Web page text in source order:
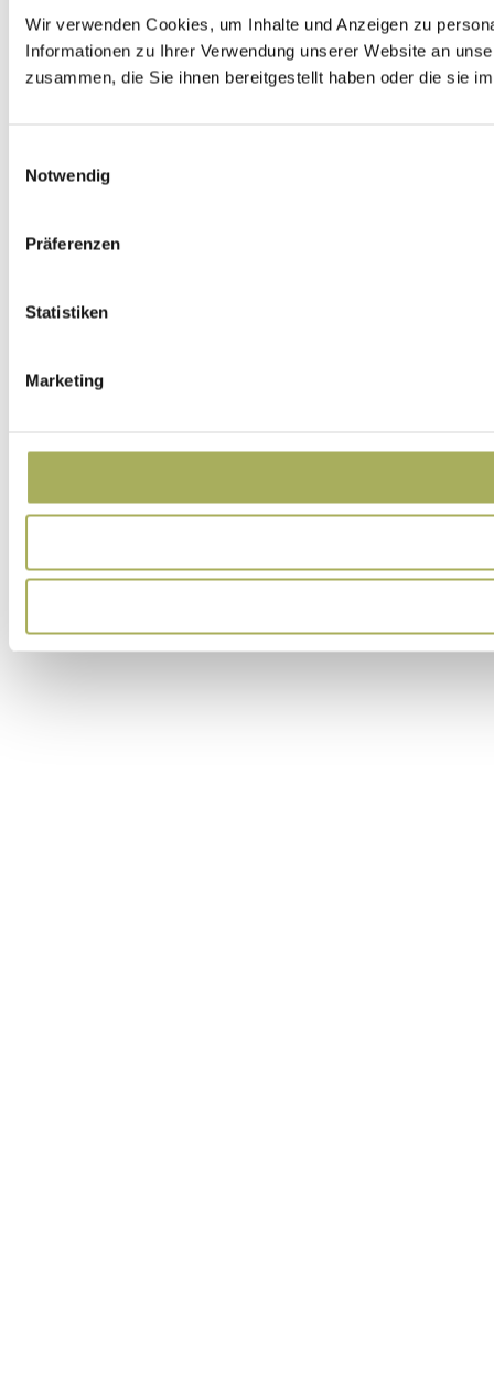
Wir verwenden Cookies, um Inhalte und Anzeigen zu
Informationen zu Ihrer Verwendung unserer Website an
zusammen, die Sie ihnen bereitgestellt haben oder die sie
Notwendig
Präferenzen
Statistiken
Marketing